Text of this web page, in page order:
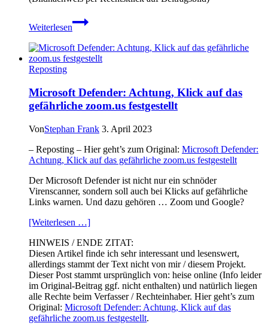
Weiterlesen
Hacking-
Tool:
Zero
hat
App
Store
Reposting
Microsoft Defender: Achtung, Klick auf das
gefährliche zoom.us festgestellt
VonStephan Frank 3. April 2023
– Reposting – Hier geht’s zum Original: Microsoft Defender:
Achtung, Klick auf das gefährliche zoom.us festgestellt
Der Microsoft Defender ist nicht nur ein schnöder
Virenscanner, sondern soll auch bei Klicks auf gefährliche
Links warnen. Und dazu gehören … Zoom und Google?
[Weiterlesen …]
HINWEIS / ENDE ZITAT:
Diesen Artikel finde ich sehr interessant und lesenswert,
allerdings stammt der Text nicht von mir / diesem Projekt.
Dieser Post stammt ursprünglich von: heise online (Info leider
im Original-Beitrag ggf. nicht enthalten) und natürlich liegen
alle Rechte beim Verfasser / Rechteinhaber. Hier geht’s zum
Original: Microsoft Defender: Achtung, Klick auf das
gefährliche zoom.us festgestellt.